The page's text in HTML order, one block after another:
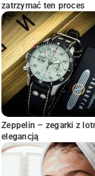
zatrzymać ten proces
Zeppelin – zegarki z
elegancją